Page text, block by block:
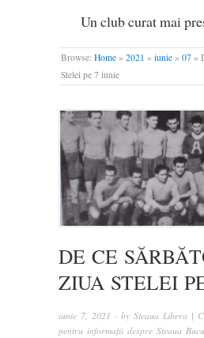
Un club curat mai
Browse: Home » 2021 » iunie » 07 »
Stelei pe 7 iunie
DE CE
ZIUA STELEI
iunie 7, 2021 · by Steaua Libera |
pentru informații despre Steaua